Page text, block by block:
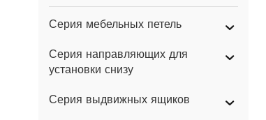
Серия мебельных петель
Серия направляющих для
установки снизу
Серия выдвижных ящиков